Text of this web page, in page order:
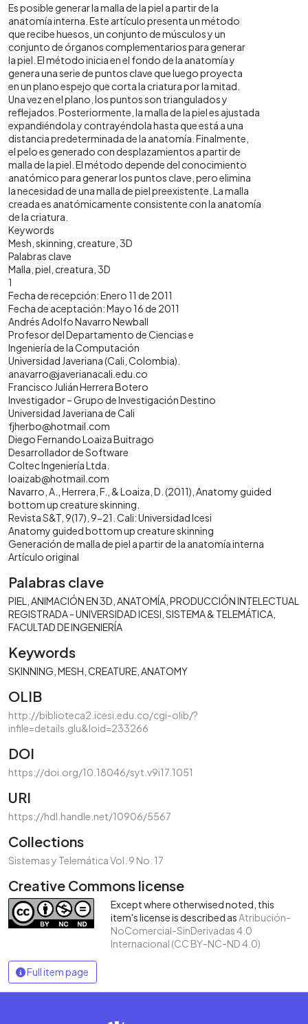
Es posible generar la malla de la piel a partir de la
anatomía interna. Este artículo presenta un método
que recibe huesos, un conjunto de músculos y un
conjunto de órganos complementarios para generar
la piel. El método inicia en el fondo de la anatomía y
genera una serie de puntos clave que luego proyecta
en un plano espejo que corta la criatura por la mitad.
Una vez en el plano, los puntos son triangulados y
reflejados. Posteriormente, la malla de la piel es ajustada
expandiéndola y contrayéndola hasta que está a una
distancia predeterminada de la anatomía. Finalmente,
el pelo es generado con desplazamientos a partir de
malla de la piel. El método depende del conocimiento
anatómico para generar los puntos clave, pero elimina
la necesidad de una malla de piel preexistente. La malla
creada es anatómicamente consistente con la anatomía
de la criatura.
Keywords
Mesh, skinning, creature, 3D
Palabras clave
Malla, piel, creatura, 3D
1
Fecha de recepción: Enero 11 de 2011
Fecha de aceptación: Mayo 16 de 2011
Andrés Adolfo Navarro Newball
Profesor del Departamento de Ciencias e
Ingeniería de la Computación
Universidad Javeriana (Cali, Colombia).
anavarro@javerianacali.edu.co
Francisco Julián Herrera Botero
Investigador – Grupo de Investigación Destino
Universidad Javeriana de Cali
fjherbo@hotmail.com
Diego Fernando Loaiza Buitrago
Desarrollador de Software
Coltec Ingeniería Ltda.
loaizab@hotmail.com
Navarro, A., Herrera, F., & Loaiza, D. (2011), Anatomy guided
bottom up creature skinning.
Revista S&T, 9(17), 9-21. Cali: Universidad Icesi
Anatomy guided bottom up creature skinning
Generación de malla de piel a partir de la anatomía interna
Artículo original
Palabras clave
PIEL ANIMACIÓN EN 3D ANATOMÍA PRODUCCIÓN INTELECTUAL
REGISTRADA - UNIVERSIDAD ICESI SISTEMA & TELEMÁTICA
FACULTAD DE INGENIERÍA
Keywords
SKINNING MESH CREATURE ANATOMY
OLIB
http://biblioteca2.icesi.edu.co/cgi-olib/?
infile=details.glu&loid=233266
DOI
https://doi.org/10.18046/syt.v9i17.1051
URI
https://hdl.handle.net/10906/5567
Collections
Sistemas y Telemática Vol. 9 No. 17
Creative Commons license
Except where otherwised noted, this
item's license is described asAtribución-
NoComercial-SinDerivadas 4.0
Internacional (CC BY-NC-ND 4.0)
Full item page